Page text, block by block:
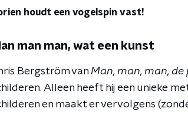
houdt een vogelspin vast!
man man, wat een kunst
Bergström van Man, man, man, de
Alleen heeft hij een unieke
en maakt er vervolgens